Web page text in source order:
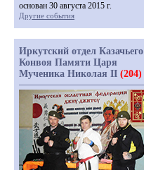
основан 30 августа 2015 г.
Другие события
Иркутский отдел Казачьего
Конвоя Памяти Царя
Мученика Николая II (204)